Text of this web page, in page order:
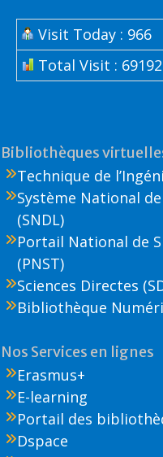
Visit Today : 966
Total Visit :
Bibliothèques
Technique de
Système National
(SNDL)
Portail National de
(PNST)
Sciences Directes
Bibliothèque
Nos Services en lignes
Erasmus+
E-learning
Portail des
Dspace